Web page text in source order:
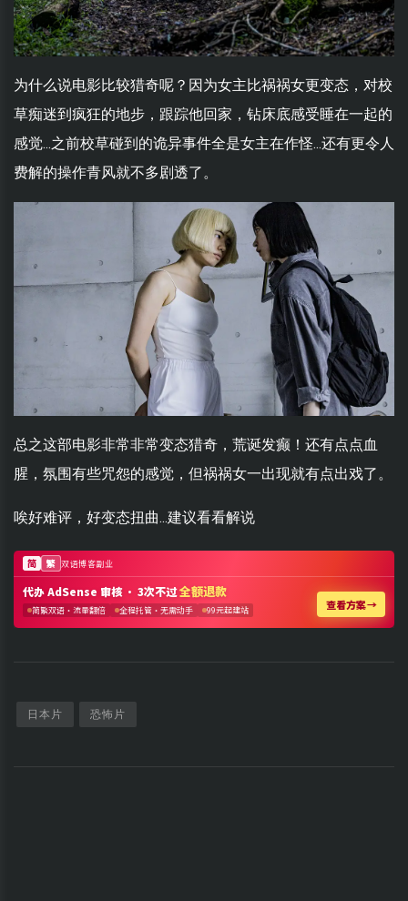
为什么说电影比较猎奇呢？因为女主比祸祸女更变态，对校
草痴迷到疯狂的地步，跟踪他回家，钻床底感受睡在一起的
感觉...之前校草碰到的诡异事件全是女主在作怪...还有更令人
费解的操作青风就不多剧透了。
总之这部电影非常非常变态猎奇，荒诞发癫！还有点点血
腥，氛围有些咒怨的感觉，但祸祸女一出现就有点出戏了。
唉好难评，好变态扭曲...建议看看解说
日本片 恐怖片